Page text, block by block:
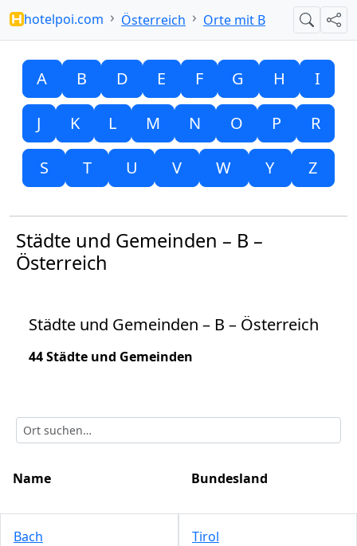
hotelpoi.com Österreich Orte mit B Suche
A B D E F G H I
J K L M N O P R
S T U V W Y Z
Städte und Gemeinden – B –
Österreich
Städte und Gemeinden – B – Österreich
44 Städte und Gemeinden
Name Bundesland
Bach Tirol